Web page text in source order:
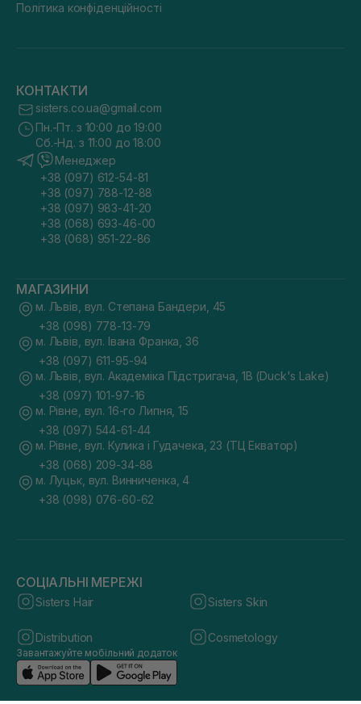
Політика конфіденційності
КОНТАКТИ
sisters.co.ua@gmail.com
Пн.-Пт. з 10:00 до 19:00
Сб.-Нд. з 11:00 до 18:00
Менеджер
+38 (097) 612-54-81
+38 (097) 788-12-88
+38 (097) 983-41-20
+38 (068) 693-46-00
+38 (068) 951-22-86
МАГАЗИНИ
м. Львів, вул. Степана Бандери, 45
+38 (098) 778-13-79
м. Львів, вул. Івана Франка, 36
+38 (097) 611-95-94
м. Львів, вул. Академіка Підстригача, 1В (Duck's Lake)
+38 (097) 101-97-16
м. Рівне, вул. 16-го Липня, 15
+38 (097) 544-61-44
м. Рівне, вул. Кулика і Гудачека, 23 (ТЦ Екватор)
+38 (068) 209-34-88
м. Луцьк, вул. Винниченка, 4
+38 (098) 076-60-62
СОЦІАЛЬНІ МЕРЕЖІ
Sisters Hair Sisters Skin
Distribution Cosmetology
Завантажуйте мобільний додаток